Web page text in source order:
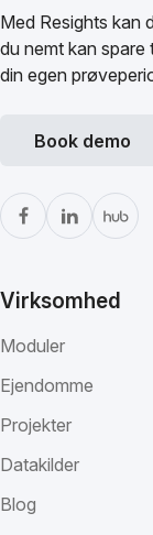
Med Resights kan
du nemt kan
din egen
Book demo
Virksomhed
Moduler
Ejendomme
Projekter
Datakilder
Blog